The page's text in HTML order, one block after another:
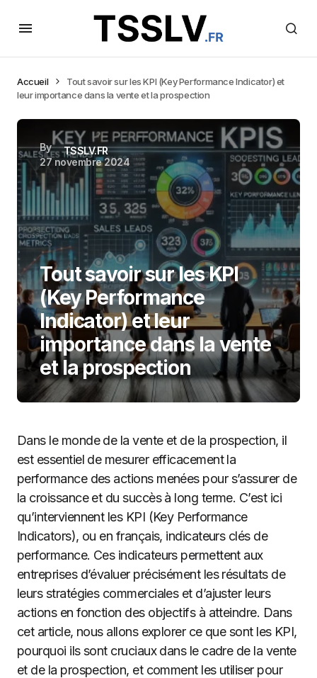
Accueil
Tout savoir sur les KPI (Key Performance Indicator) et
leur importance dans la vente et la prospection
By
TSSLV.FR
27 novembre 2024
Tout savoir sur les KPI
(Key Performance
Indicator) et leur
importance dans la vente
et la prospection
Dans le monde de la vente et de la prospection, il
est essentiel de mesurer efficacement la
performance des actions menées pour s’assurer de
la croissance et du succès à long terme. C’est ici
qu’interviennent les KPI (Key Performance
Indicators), ou en français, indicateurs clés de
performance. Ces indicateurs permettent aux
entreprises d’évaluer précisément les résultats de
leurs stratégies commerciales et d’ajuster leurs
actions en fonction des objectifs à atteindre. Dans
cet article, nous allons explorer ce que sont les KPI,
pourquoi ils sont cruciaux dans le cadre de la vente
et de la prospection, et comment les utiliser pour